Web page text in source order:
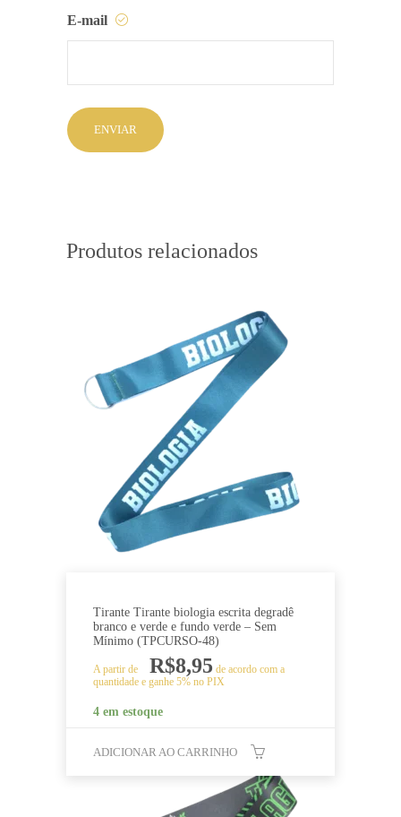
E-mail
Produtos relacionados
Tirante Tirante biologia escrita degradê
branco e verde e fundo verde – Sem
Mínimo (TPCURSO-48)
A partir de R$8,95 de acordo com a
quantidade e ganhe 5% no PIX
4 em estoque
ADICIONAR AO CARRINHO